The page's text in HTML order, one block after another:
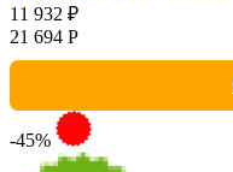
11 932 ₽
21 694 Р
-45%